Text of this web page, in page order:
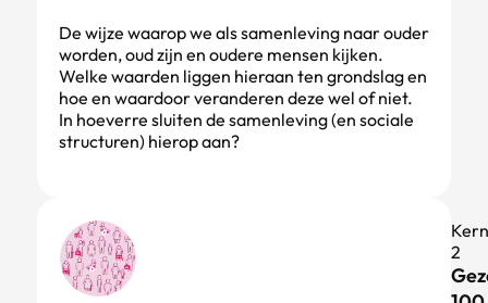
De wijze waarop we als samenleving naar ouder
worden, oud zijn en oudere mensen kijken.
Welke waarden liggen hieraan ten grondslag en
hoe en waardoor veranderen deze wel of niet.
In hoeverre sluiten de samenleving (en sociale
structuren) hierop aan?
2